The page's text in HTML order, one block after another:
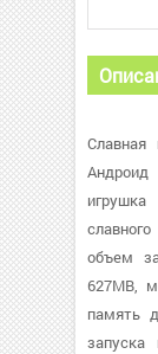
объем
627MB,
память